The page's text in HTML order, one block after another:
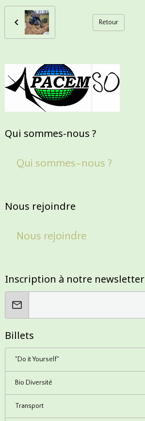
Retour
Qui sommes-nous ?
Qui sommes-nous ?
Nous rejoindre
Nous rejoindre
Inscription à notre newsletter
Billets
"Do it Yourself"
Bio Diversité
Transport